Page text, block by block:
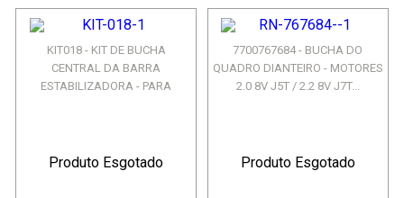
KIT018 - KIT DE BUCHA
CENTRAL DA BARRA
ESTABILIZADORA - PARA
Produto Esgotado
7700767684 - BUCHA DO
QUADRO DIANTEIRO - MOTORES
2.0 8V J5T / 2.2 8V J7T...
Produto Esgotado